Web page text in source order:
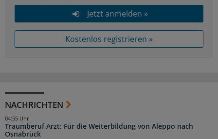
Jetzt anmelden »
Kostenlos registrieren »
NACHRICHTEN
Traumberuf Arzt: Für die Weiterbildung von Aleppo nach
Osnabrück
04:55 Uhr